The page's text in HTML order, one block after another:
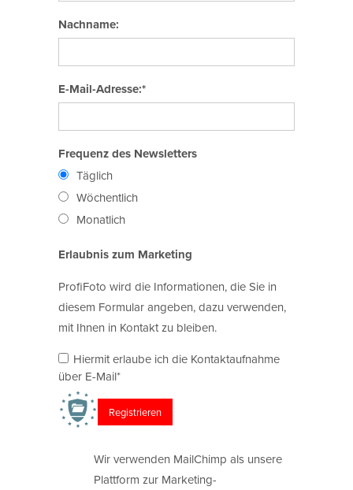
Nachname:
E-Mail-Adresse:*
Frequenz des Newsletters
Täglich
Wöchentlich
Monatlich
Erlaubnis zum Marketing
ProfiFoto wird die Informationen, die Sie in
diesem Formular angeben, dazu verwenden,
mit Ihnen in Kontakt zu bleiben.
Hiermit erlaube ich die Kontaktaufnahme
über E-Mail*
Wir verwenden MailChimp als unsere
Plattform zur Marketing-